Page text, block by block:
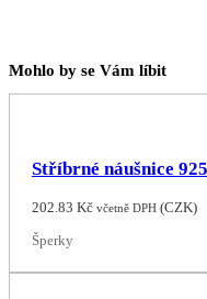
Mohlo by se Vám líbit
Stříbrné náušnice
202.83 Kč včetně DPH(CZK)
Šperky